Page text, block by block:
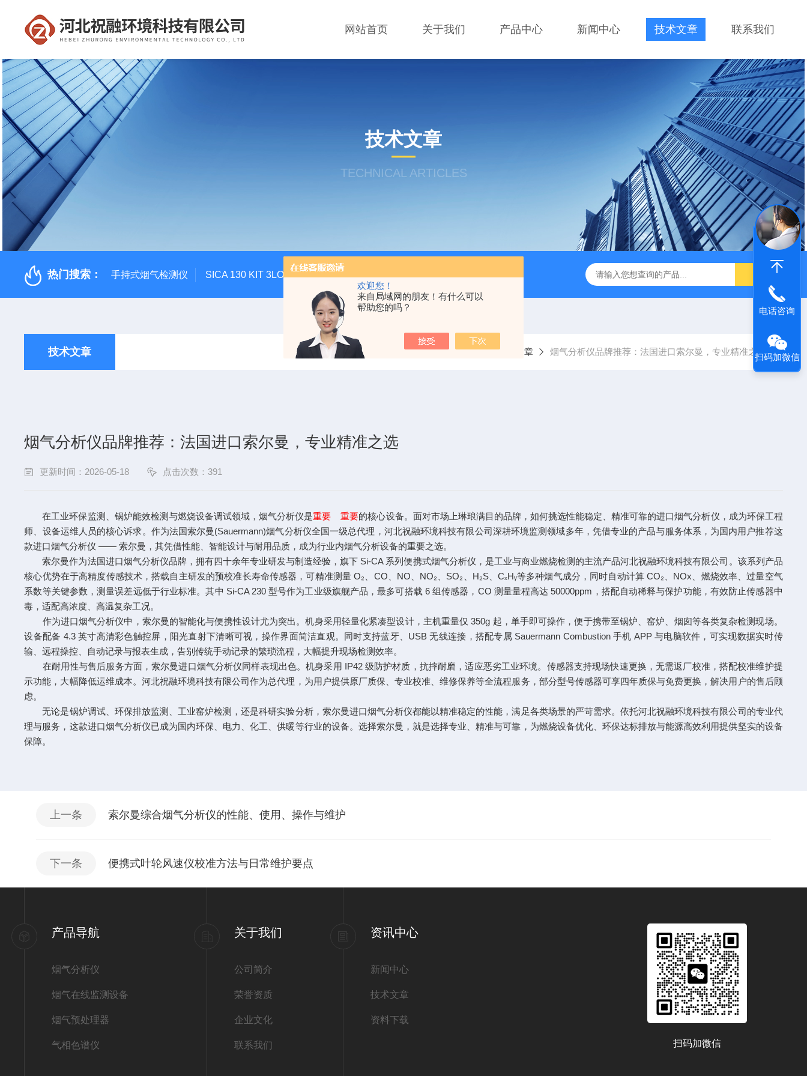
欢迎您！
来自局域网的朋友！有什么可以
帮助您的吗？
网站首页 关于我们 产品中心 新闻中心 技术文章 联系我们
技术文章
TECHNICAL ARTICLES
热门搜索： 手持式烟气检测仪 SICA 130 KIT 3LOWBS法国进口索尔曼便携式烟气分析仪应用范围广 烟尘烟气分析仪 便携式高精准法国进口品牌
技术文章 当前位置：首页 技术文章 烟气分析仪品牌推荐：法国进口索尔曼，专业精准之选
烟气分析仪品牌推荐：法国进口索尔曼，专业精准之选
更新时间：2026-05-18 点击次数：391
在工业环保监测、锅炉能效检测与燃烧设备调试领域，烟气分析仪是重要 重要的核心设备。面对市场上琳琅满目的品牌，如何挑选性能稳定、精准可靠的进口烟气分析仪，成为环保工程
师、设备运维人员的核心诉求。作为法国索尔曼(Sauermann)烟气分析仪全国一级总代理，河北祝融环境科技有限公司深耕环境监测领域多年，凭借专业的产品与服务体系，为国内用户推荐这
款进口烟气分析仪 —— 索尔曼，其凭借性能、智能设计与耐用品质，成为行业内烟气分析设备的重要之选。
索尔曼作为法国进口烟气分析仪品牌，拥有四十余年专业研发与制造经验，旗下 Si-CA 系列便携式烟气分析仪，是工业与商业燃烧检测的主流产品河北祝融环境科技有限公司。该系列产品
核心优势在于高精度传感技术，搭载自主研发的预校准长寿命传感器，可精准测量 O₂、CO、NO、NO₂、SO₂、H₂S、CₓHᵧ等多种烟气成分，同时自动计算 CO₂、NOx、燃烧效率、过量空气
系数等关键参数，测量误差远低于行业标准。其中 Si-CA 230 型号作为工业级旗舰产品，最多可搭载 6 组传感器，CO 测量量程高达 50000ppm，搭配自动稀释与保护功能，有效防止传感器中
毒，适配高浓度、高温复杂工况。
作为进口烟气分析仪中，索尔曼的智能化与便携性设计尤为突出。机身采用轻量化紧凑型设计，主机重量仅 350g 起，单手即可操作，便于携带至锅炉、窑炉、烟囱等各类复杂检测现场。
设备配备 4.3 英寸高清彩色触控屏，阳光直射下清晰可视，操作界面简洁直观。同时支持蓝牙、USB 无线连接，搭配专属 Sauermann Combustion 手机 APP 与电脑软件，可实现数据实时传
输、远程操控、自动记录与报表生成，告别传统手动记录的繁琐流程，大幅提升现场检测效率。
在耐用性与售后服务方面，索尔曼进口烟气分析仪同样表现出色。机身采用 IP42 级防护材质，抗摔耐磨，适应恶劣工业环境。传感器支持现场快速更换，无需返厂校准，搭配校准维护提
示功能，大幅降低运维成本。河北祝融环境科技有限公司作为总代理，为用户提供原厂质保、专业校准、维修保养等全流程服务，部分型号传感器可享四年质保与免费更换，解决用户的售后顾
虑。
无论是锅炉调试、环保排放监测、工业窑炉检测，还是科研实验分析，索尔曼进口烟气分析仪都能以精准稳定的性能，满足各类场景的严苛需求。依托河北祝融环境科技有限公司的专业代
理与服务，这款进口烟气分析仪已成为国内环保、电力、化工、供暖等行业的设备。选择索尔曼，就是选择专业、精准与可靠，为燃烧设备优化、环保达标排放与能源高效利用提供坚实的设备
保障。
上一条 索尔曼综合烟气分析仪的性能、使用、操作与维护
下一条 便携式叶轮风速仪校准方法与日常维护要点
产品导航
烟气分析仪
烟气在线监测设备
烟气预处理器
气相色谱仪
关于我们
公司简介
荣誉资质
企业文化
联系我们
资讯中心
新闻中心
技术文章
资料下载
扫码加微信
电话咨询
扫码加微信